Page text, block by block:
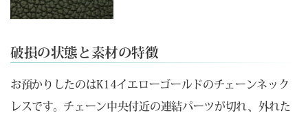
破損の状態と素材の特徴
お預かりしたのはK14イエローゴールドのチェーンネック
レスです。チェーン中央付近の連結パーツが切れ、外れた